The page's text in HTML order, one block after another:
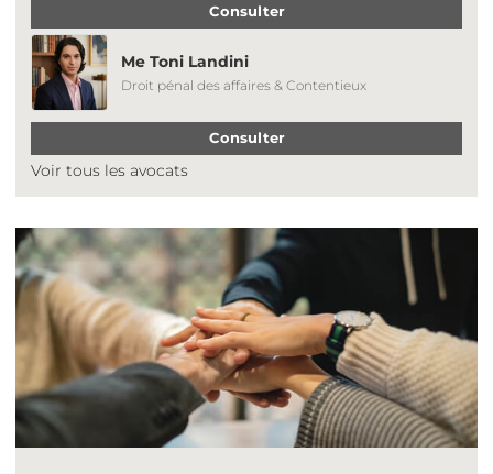
Consulter
Me Toni Landini
Droit pénal des affaires & Contentieux
Consulter
Voir tous les avocats